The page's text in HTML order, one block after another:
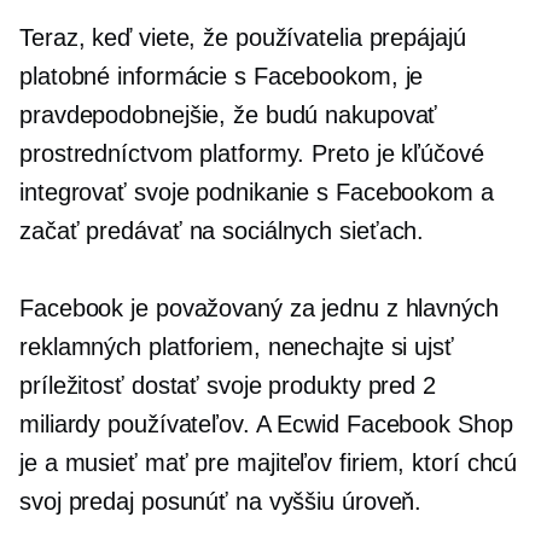
Teraz, keď viete, že používatelia prepájajú
platobné informácie s Facebookom, je
pravdepodobnejšie, že budú nakupovať
prostredníctvom platformy. Preto je kľúčové
integrovať svoje podnikanie s Facebookom a
začať predávať na sociálnych sieťach.
Facebook je považovaný za jednu z hlavných
reklamných platforiem, nenechajte si ujsť
príležitosť dostať svoje produkty pred 2
miliardy používateľov. A Ecwid Facebook Shop
je a musieť maťpre majiteľov firiem, ktorí chcú
svoj predaj posunúť na vyššiu úroveň.